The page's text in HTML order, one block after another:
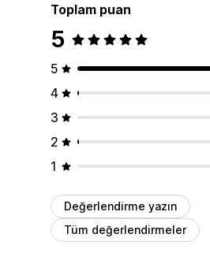
Toplam puan
5
5
4
3
2
1
Değerlendirme yazın
Tüm değerlendirmeler